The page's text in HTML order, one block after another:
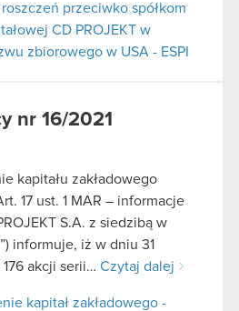
przeciwko spółkom
CD PROJEKT w
zbiorowego w USA - ESPI
nr 16/2021
kapitału zakładowego
17 ust. 1 MAR – informacje
S.A. z siedzibą w
informuje, iż w dniu 31
akcji serii… Czytaj dalej
kapitał zakładowego -